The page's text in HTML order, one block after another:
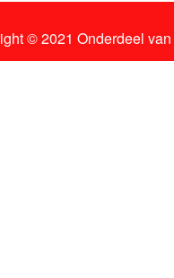
© 2021 Onderdeel van